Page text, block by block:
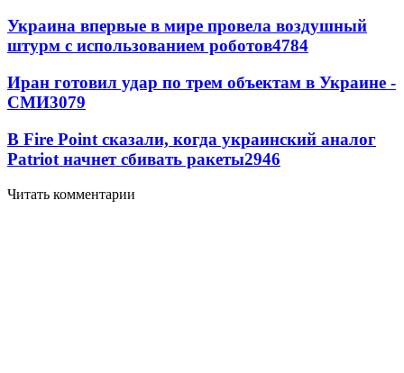
Украина впервые в мире провела воздушный
штурм с использованием роботов4784
Иран готовил удар по трем объектам в Украине -
СМИ3079
В Fire Point сказали, когда украинский аналог
Patriot начнет сбивать ракеты2946
Читать комментарии